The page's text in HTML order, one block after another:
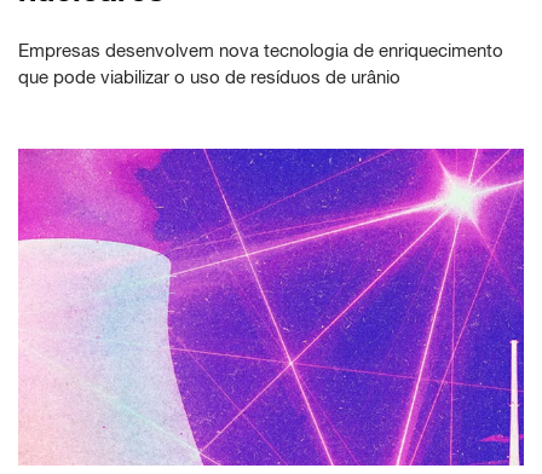
Empresas desenvolvem nova tecnologia de enriquecimento
que pode viabilizar o uso de resíduos de urânio